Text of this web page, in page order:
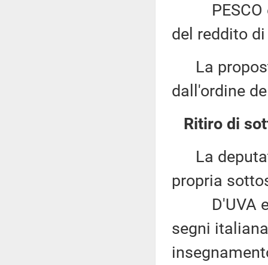
PESCO
del reddito
La
dall'ordine
Ritiro di
La
propria
D'UVA ed
segni